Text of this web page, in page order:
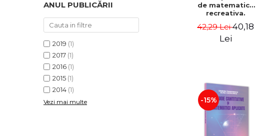
ANUL PUBLICĂRII
2019 (1)
2017 (1)
2016 (1)
2015 (1)
2014 (1)
Vezi mai multe
de matematica
recreativa.
celebre. Editia a
II-a - Boris
42,29 Lei40,18
Lei
-15%